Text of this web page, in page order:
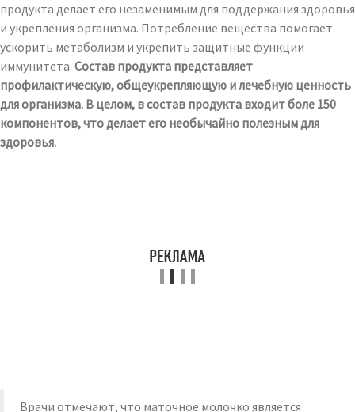
продукта делает его незаменимым для поддержания здоровья
и укрепления организма. Потребление вещества помогает
ускорить метаболизм и укрепить защитные функции
иммунитета. Состав продукта представляет
профилактическую, общеукрепляющую и лечебную ценность
для организма. В целом, в состав продукта входит боле 150
компонентов, что делает его необычайно полезным для
здоровья.
Врачи отмечают, что маточное молочко является